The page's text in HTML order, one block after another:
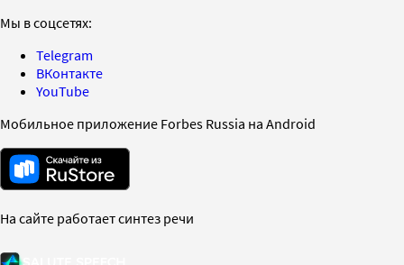
Мы в соцсетях:
Telegram
ВКонтакте
YouTube
Мобильное приложение Forbes Russia на Android
На сайте работает синтез речи